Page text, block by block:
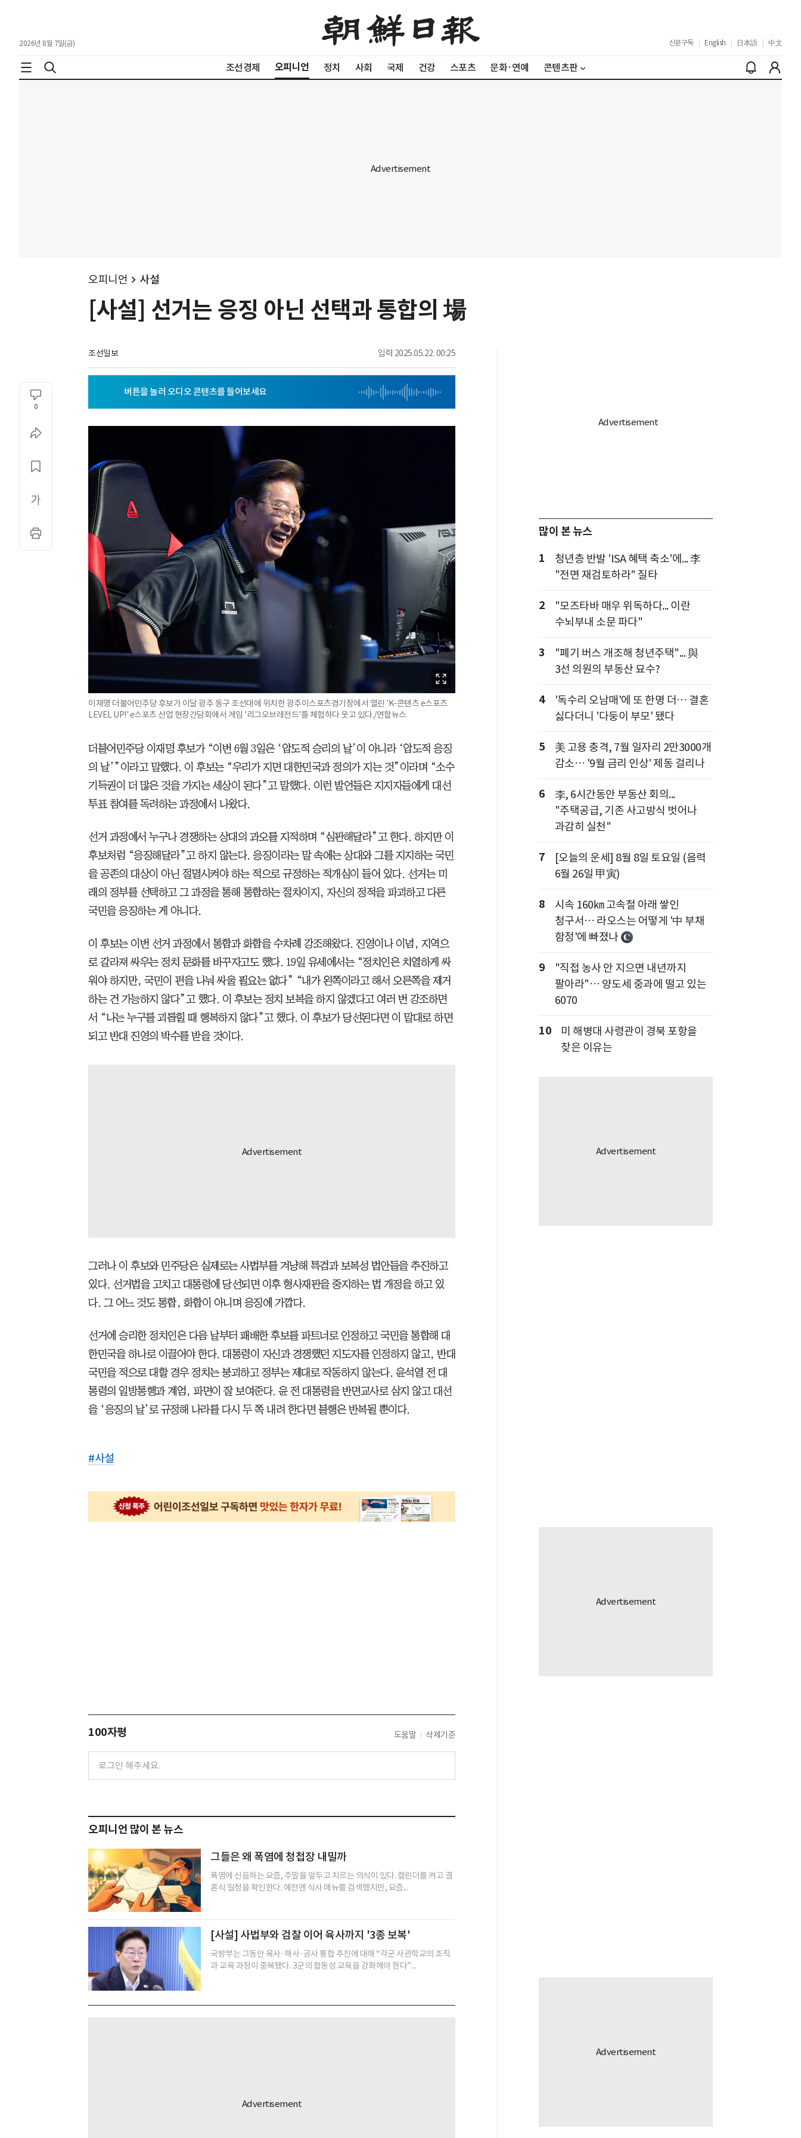
2026년 8월 7일(금) 신문구독 English 日本語 中文
조선경제 오피니언 정치 사회 국제 건강 스포츠 문화·연예 콘텐츠판
오피니언 사설
[사설] 선거는 응징 아닌 선택과 통합의 場
조선일보 입력 2025.05.22. 00:25
0
이재명 더불어민주당 후보가 이달 광주 동구 조선대에 위치한 광주이스포츠경기장에서 열린 'K-콘텐츠 e스포츠
LEVEL UP!' e스포츠 산업 현장간담회에서 게임 '리그오브레전드'를 체험하다 웃고 있다./연합뉴스
더불어민주당 이재명 후보가 “이번 6월 3일은 ‘압도적 승리의 날’이 아니라 ‘압도적 응징
의 날’”이라고 말했다. 이 후보는 “우리가 지면 대한민국과 정의가 지는 것”이라며 “소수
기득권이 더 많은 것을 가지는 세상이 된다”고 말했다. 이런 발언들은 지지자들에게 대선
투표 참여를 독려하는 과정에서 나왔다.
선거 과정에서 누구나 경쟁하는 상대의 과오를 지적하며 “심판해달라”고 한다. 하지만 이
후보처럼 “응징해달라”고 하지 않는다. 응징이라는 말 속에는 상대와 그를 지지하는 국민
을 공존의 대상이 아닌 절멸시켜야 하는 적으로 규정하는 적개심이 들어 있다. 선거는 미
래의 정부를 선택하고 그 과정을 통해 통합하는 절차이지, 자신의 정적을 파괴하고 다른
국민을 응징하는 게 아니다.
이 후보는 이번 선거 과정에서 통합과 화합을 수차례 강조해왔다. 진영이나 이념, 지역으
로 갈라져 싸우는 정치 문화를 바꾸자고도 했다. 19일 유세에서는 “정치인은 치열하게 싸
워야 하지만, 국민이 편을 나눠 싸울 필요는 없다” “내가 왼쪽이라고 해서 오른쪽을 제거
하는 건 가능하지 않다”고 했다. 이 후보는 정치 보복을 하지 않겠다고 여러 번 강조하면
서 “나는 누구를 괴롭힐 때 행복하지 않다”고 했다. 이 후보가 당선된다면 이 말대로 하면
되고 반대 진영의 박수를 받을 것이다.
그러나 이 후보와 민주당은 실제로는 사법부를 겨냥해 특검과 보복성 법안들을 추진하고
있다. 선거법을 고치고 대통령에 당선되면 이후 형사재판을 중지하는 법 개정을 하고 있
다. 그 어느 것도 통합, 화합이 아니며 응징에 가깝다.
선거에 승리한 정치인은 다음 날부터 패배한 후보를 파트너로 인정하고 국민을 통합해 대
한민국을 하나로 이끌어야 한다. 대통령이 자신과 경쟁했던 지도자를 인정하지 않고, 반대
국민을 적으로 대할 경우 정치는 붕괴하고 정부는 제대로 작동하지 않는다. 윤석열 전 대
통령의 일방통행과 계엄, 파면이 잘 보여준다. 윤 전 대통령을 반면교사로 삼지 않고 대선
을 ‘응징의 날’로 규정해 나라를 다시 두 쪽 내려 한다면 불행은 반복될 뿐이다.
#사설
100자평 도움말 삭제기준
오피니언 많이 본 뉴스
그들은 왜 폭염에 청첩장 내밀까
폭염에 신음하는 요즘, 주말을 앞두고 치르는 의식이 있다. 캘린더를 켜고 결
혼식 일정을 확인한다. 예전엔 식사 메뉴를 검색했지만, 요즘...
[사설] 사법부와 검찰 이어 육사까지 '3종 보복'
국방부는 그동안 육사·해사·공사 통합 추진에 대해 “각군 사관학교의 조직
과 교육 과정이 중복됐다. 3군의 합동성 교육을 강화해야 한다”...
많이 본 뉴스
1
청년층 반발 'ISA 혜택 축소'에... 李
"전면 재검토하라" 질타
2
"모즈타바 매우 위독하다... 이란
수뇌부내 소문 파다"
3
"폐기 버스 개조해 청년주택"... 與
3선 의원의 부동산 묘수?
4
'독수리 오남매'에 또 한명 더… 결혼
싫다더니 '다둥이 부모' 됐다
5
美 고용 충격, 7월 일자리 2만3000개
감소… '9월 금리 인상' 제동 걸리나
6
李, 6시간동안 부동산 회의...
"주택공급, 기존 사고방식 벗어나
과감히 실천"
7
[오늘의 운세] 8월 8일 토요일 (음력
6월 26일 甲寅)
8
시속 160㎞ 고속철 아래 쌓인
청구서… 라오스는 어떻게 '中 부채
함정'에 빠졌나
9
"직접 농사 안 지으면 내년까지
팔아라"… 양도세 중과에 떨고 있는
6070
10
미 해병대 사령관이 경북 포항을
찾은 이유는